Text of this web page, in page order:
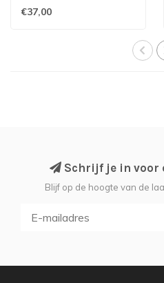
€37,00
Schrijf je in voor
Blijf op de hoogte van de